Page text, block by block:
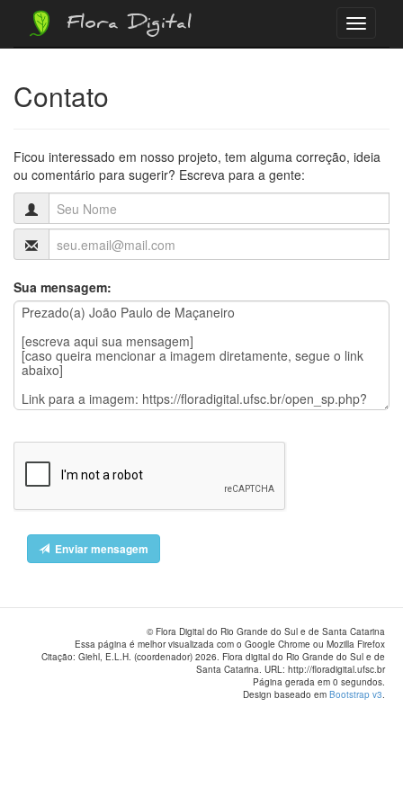
Menu
Flora Digital
Contato
Ficou interessado em nosso projeto, tem alguma correção, ideia
ou comentário para sugerir? Escreva para a gente:
Sua mensagem:
Enviar mensagem
© Flora Digital do Rio Grande do Sul e de Santa Catarina
Essa página é melhor visualizada com o Google Chrome ou Mozilla Firefox
Citação: Giehl, E.L.H. (coordenador) 2026. Flora digital do Rio Grande do Sul e de
Santa Catarina. URL: http://floradigital.ufsc.br
Página gerada em 0 segundos.
Design baseado em Bootstrap v3.